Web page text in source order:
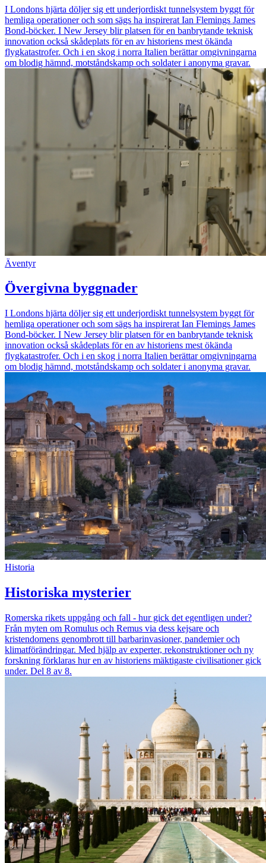
I Londons hjärta döljer sig ett underjordiskt tunnelsystem byggt för
hemliga operationer och som sägs ha inspirerat Ian Flemings James
Bond-böcker. I New Jersey blir platsen för en banbrytande teknisk
innovation också skådeplats för en av historiens mest ökända
flygkatastrofer. Och i en skog i norra Italien berättar omgivningarna
om blodig hämnd, motståndskamp och soldater i anonyma gravar.
Äventyr
Övergivna byggnader
I Londons hjärta döljer sig ett underjordiskt tunnelsystem byggt för
hemliga operationer och som sägs ha inspirerat Ian Flemings James
Bond-böcker. I New Jersey blir platsen för en banbrytande teknisk
innovation också skådeplats för en av historiens mest ökända
flygkatastrofer. Och i en skog i norra Italien berättar omgivningarna
om blodig hämnd, motståndskamp och soldater i anonyma gravar.
Historia
Historiska mysterier
Romerska rikets uppgång och fall - hur gick det egentligen under?
Från myten om Romulus och Remus via dess kejsare och
kristendomens genombrott till barbarinvasioner, pandemier och
klimatförändringar. Med hjälp av experter, rekonstruktioner och ny
forskning förklaras hur en av historiens mäktigaste civilisationer gick
under. Del 8 av 8.